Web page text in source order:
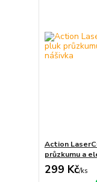
Action
průzkumu a
299 Kč/ks